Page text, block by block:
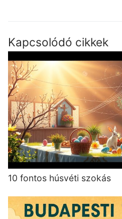
Kapcsolódó cikkek
10 fontos húsvéti szokás